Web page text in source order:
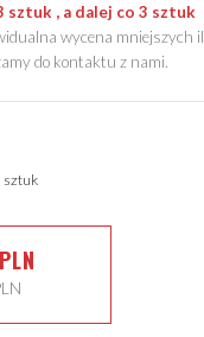
sztuk , a dalej co 3 sztuk
wycena mniejszych
do kontaktu z nami.
sztuk
PLN